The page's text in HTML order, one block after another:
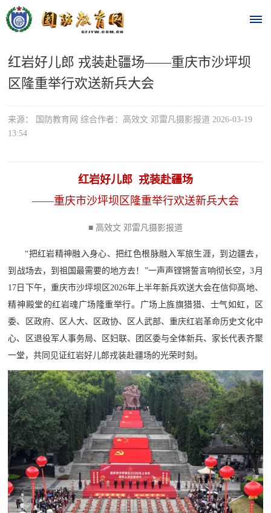
首
时
闻
政
要
闻
追
踪
点
追
踪
法
规
国
防
法
规
国
防
知
识
红岩好儿郎 戎装赴疆场——重庆市沙坪坝
区隆重举行欢送新兵大会
来源： 国防教育网 综合作者：高效文 邓雷凡摄影报道 2026-03-19
13:54
红岩好儿郎 戎装赴疆场
——重庆市沙坪坝区隆重举行欢送新兵大会
■ 高效文 邓雷凡摄影报道
“把红岩精神融入身心、把红色根脉融入军旅生涯，到边疆去，
到战场去，到祖国最需要的地方去！”一声声铿锵誓言响彻长空，3月
17日下午，重庆市沙坪坝区2026年上半年新兵欢送大会在信仰高地、
精神殿堂的红岩魂广场隆重举行。广场上旌旗猎猎、士气如虹，区
委、区政府、区人大、区政协、区人武部、重庆红岩革命历史文化中
心、区退役军人事务局、区妇联、团区委与全体新兵、家长代表齐聚
一堂，共同见证红岩好儿郎戎装赴疆场的光荣时刻。